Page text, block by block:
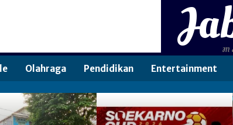
Olahraga Pendidikan Entertainment